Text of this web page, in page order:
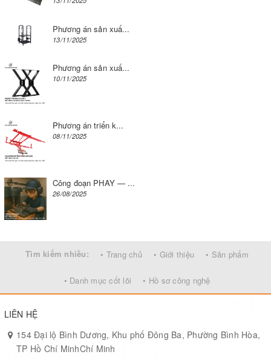
Phương án sản xuấ...
13/11/2025
Phương án sản xuấ...
10/11/2025
Phương án triển k...
08/11/2025
Công đoạn PHAY — ...
26/08/2025
Tìm kiếm nhiều: • Trang chủ • Giới thiệu • Sản phẩm
• Danh mục cốt lõi • Hồ sơ công nghệ
LIÊN HỆ
154 Đại lộ Bình Dương, Khu phố Đông Ba, Phường Bình Hòa,
TP Hồ Chí MinhChí Minh